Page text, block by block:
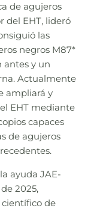
de agujeros
del EHT, lideró
las
negros M87*
antes y un
Actualmente
ampliará y
EHT mediante
capaces
de agujeros
ayuda JAE-
2025,
de